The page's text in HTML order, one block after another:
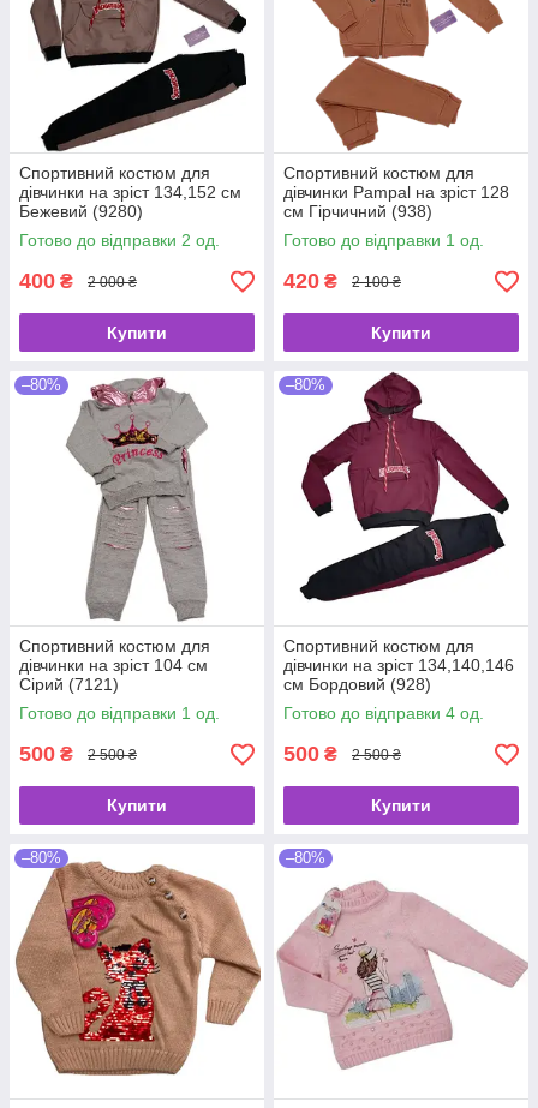
Спортивний костюм для
дівчинки на зріст 134,152 см
Бежевий (9280)
Готово до відправки 2 од.
400 ₴ 2 000 ₴
Купити
Спортивний костюм для
дівчинки Pampal на зріст 128
см Гірчичний (938)
Готово до відправки 1 од.
420 ₴ 2 100 ₴
Купити
–80%
Спортивний костюм для
дівчинки на зріст 104 см
Сірий (7121)
Готово до відправки 1 од.
500 ₴ 2 500 ₴
Купити
–80%
Спортивний костюм для
дівчинки на зріст 134,140,146
см Бордовий (928)
Готово до відправки 4 од.
500 ₴ 2 500 ₴
Купити
–80% –80%